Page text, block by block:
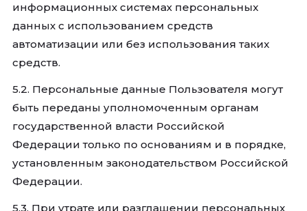
информационных системах персональных
данных с использованием средств
автоматизации или без использования таких
средств.
5.2. Персональные данные Пользователя могут
быть переданы уполномоченным органам
государственной власти Российской
Федерации только по основаниям и в порядке,
установленным законодательством Российской
Федерации.
5.3. При утрате или разглашении персональных